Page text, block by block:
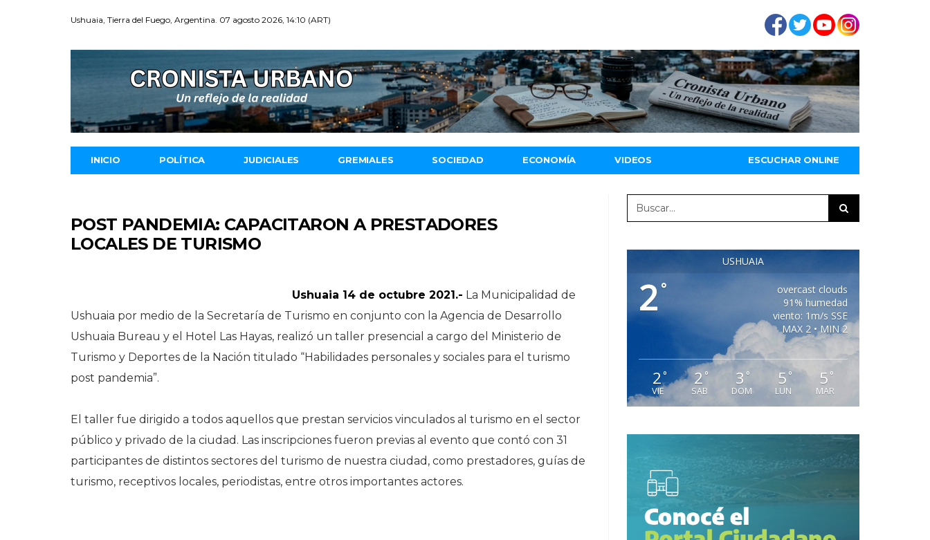
Ushuaia, Tierra del Fuego, Argentina. 07 agosto 2026, 14:10 (ART)
INICIO POLÍTICA JUDICIALES GREMIALES SOCIEDAD ECONOMÍA VIDEOS ESCUCHAR ONLINE
POST PANDEMIA: CAPACITARON A PRESTADORES
LOCALES DE TURISMO
Ushuaia 14 de octubre 2021.- La Municipalidad de
Ushuaia por medio de la Secretaría de Turismo en conjunto con la Agencia de Desarrollo
Ushuaia Bureau y el Hotel Las Hayas, realizó un taller presencial a cargo del Ministerio de
Turismo y Deportes de la Nación titulado “Habilidades personales y sociales para el turismo
post pandemia”.
El taller fue dirigido a todos aquellos que prestan servicios vinculados al turismo en el sector
público y privado de la ciudad. Las inscripciones fueron previas al evento que contó con 31
participantes de distintos sectores del turismo de nuestra ciudad, como prestadores, guías de
turismo, receptivos locales, periodistas, entre otros importantes actores.
USHUAIA
2 °
overcast clouds
91% humedad
viento: 1m/s SSE
MAX 2 • MIN 2
2°
VIE
2 °
SAB
3 °
DOM
5 °
LUN
5 °
MAR